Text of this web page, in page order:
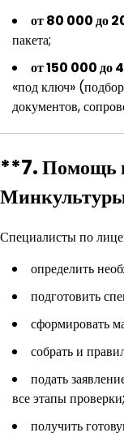
от 80 000 до
пакета;
от 150 000 до
«под ключ»
документов,
**7. Помощь
Специалисты по
определить
подготовить
сформировать
собрать и
подать
все этапы проверки;
получить